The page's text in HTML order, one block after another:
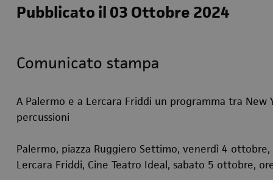
Pubblicato il 03 Ottobre 2024
Comunicato stampa
A Palermo e a Lercara Friddi un programma tra
percussioni
Palermo, piazza Ruggiero Settimo, venerdì 4 ottobre,
Lercara Friddi, Cine Teatro Ideal, sabato 5 ottobre,